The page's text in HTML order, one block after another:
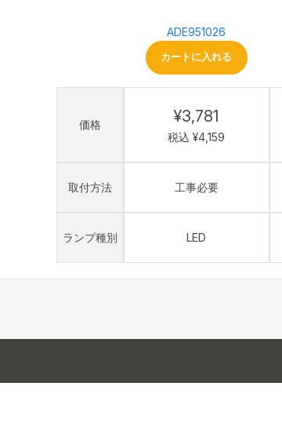
価格
取付方法
ランプ種別
ADE951026
カートに入れる
¥3,781
税込 ¥4,159
工事必要
LED